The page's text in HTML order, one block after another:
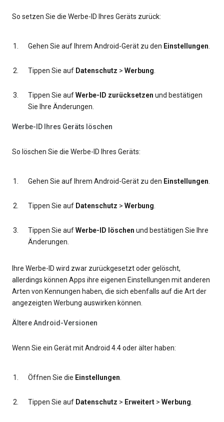
So setzen Sie die Werbe-ID Ihres Geräts zurück:
Gehen Sie auf Ihrem Android-Gerät zu den Einstellungen.
Tippen Sie auf Datenschutz > Werbung.
Tippen Sie aufWerbe-ID zurücksetzen und bestätigen
Sie Ihre Änderungen.
Werbe-ID Ihres Geräts löschen
So löschen Sie die Werbe-ID Ihres Geräts:
Gehen Sie auf Ihrem Android-Gerät zu den Einstellungen.
Tippen Sie auf Datenschutz > Werbung.
Tippen Sie aufWerbe-ID löschen und bestätigen Sie Ihre
Änderungen.
Ihre Werbe-ID wird zwar zurückgesetzt oder gelöscht,
allerdings können Apps ihre eigenen Einstellungen mit anderen
Arten von Kennungen haben, die sich ebenfalls auf die Art der
angezeigten Werbung auswirken können.
Ältere Android-Versionen
Wenn Sie ein Gerät mit Android 4.4 oder älter haben:
Öffnen Sie die Einstellungen.
Tippen Sie auf Datenschutz > Erweitert > Werbung.